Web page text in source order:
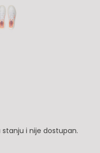
i nije dostupan.